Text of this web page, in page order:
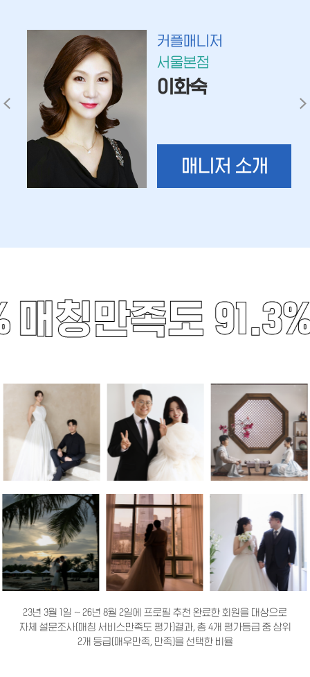
커플매니저
서울본점
이화숙
매니저 소개
매칭만족도
23년 3월 1일 ~ 26년 8월 2일에 프로필 추천 완료한 회원을 대상으로
자체 설문조사(매칭 서비스만족도 평가)결과, 총 4개 평가등급 중 상위
2개 등급(매우만족, 만족)을 선택한 비율